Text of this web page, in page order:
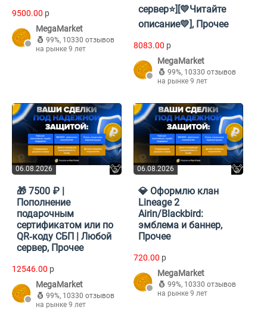
9500.00 p
MegaMarket
99%, 10330 отзывов
на рынке 9 лет
сервер⭐][💛Читайте
описание💛], Прочее
8083.00 p
MegaMarket
99%, 10330 отзывов
на рынке 9 лет
06.08.2026
🎁 7500 ₽ |
Пополнение
подарочным
сертификатом или по
QR‑коду СБП | Любой
сервер, Прочее
12546.00 p
MegaMarket
99%, 10330 отзывов
на рынке 9 лет
06.08.2026
💎 Оформлю клан
Lineage 2
Airin/Blackbird:
эмблема и баннер,
Прочее
720.00 p
MegaMarket
99%, 10330 отзывов
на рынке 9 лет